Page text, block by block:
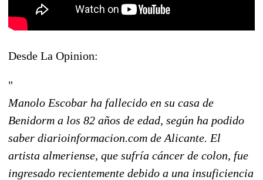
Desde La Opinion:
"
Manolo Escobar ha fallecido en su casa de
Benidorm a los 82 años de edad, según ha podido
saber diarioinformacion.com de Alicante. El
artista almeriense, que sufría cáncer de colon, fue
ingresado recientemente debido a una insuficiencia